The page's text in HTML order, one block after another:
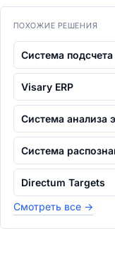
ПОХОЖИЕ РЕШЕНИЯ
Visary ERP
Directum Targets
Смотреть все →